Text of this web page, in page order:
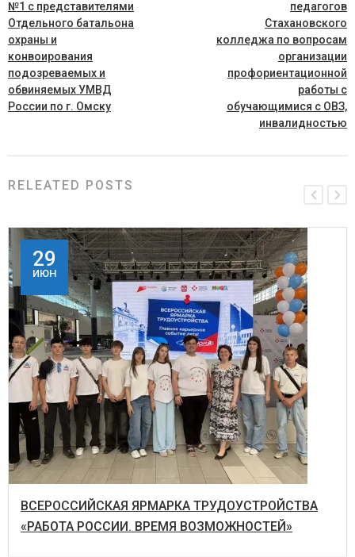
№1 с представителями
Отдельного батальона
охраны и
конвоирования
подозреваемых и
обвиняемых УМВД
России по г. Омску
педагогов
Стахановского
колледжа по вопросам
организации
профориентационной
работы с
обучающимися с ОВЗ,
инвалидностью
RELEATED POSTS
29
ИЮН
ВСЕРОССИЙСКАЯ ЯРМАРКА ТРУДОУСТРОЙСТВА
«РАБОТА РОССИИ. ВРЕМЯ ВОЗМОЖНОСТЕЙ»